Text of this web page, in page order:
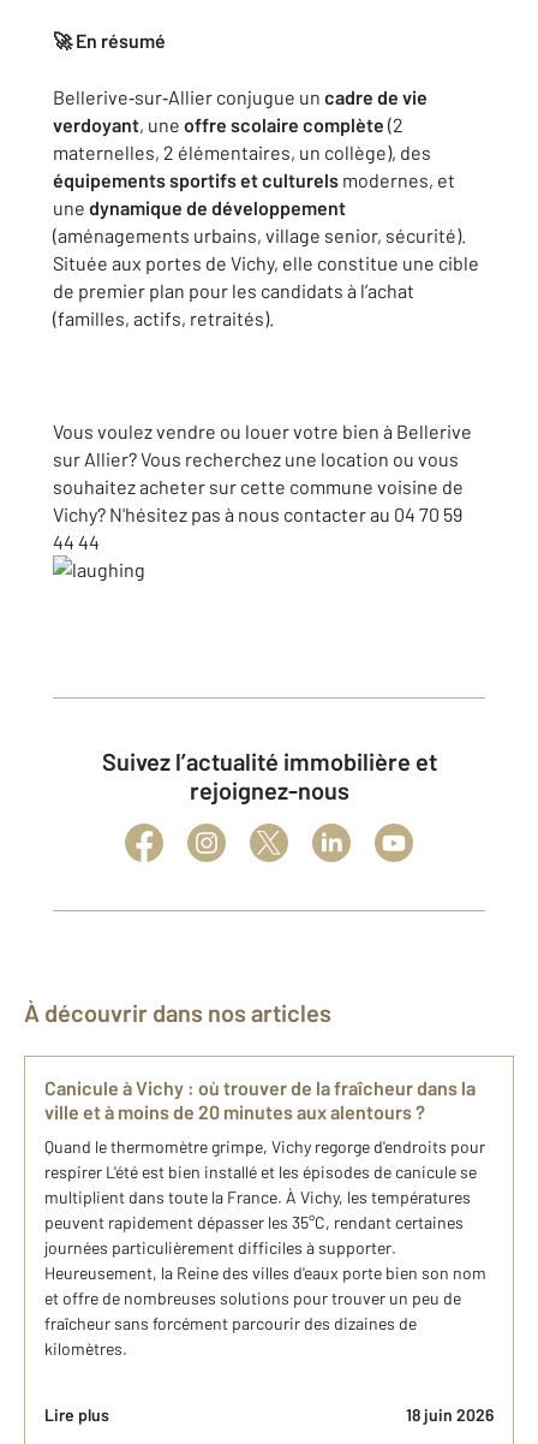
🚀 En résumé
Bellerive‑sur‑Allier conjugue un cadre de vie
verdoyant, une offre scolaire complète (2
maternelles, 2 élémentaires, un collège), des
équipements sportifs et culturels modernes, et
une dynamique de développement
(aménagements urbains, village senior, sécurité).
Située aux portes de Vichy, elle constitue une cible
de premier plan pour les candidats à l’achat
(familles, actifs, retraités).
Vous voulez vendre ou louer votre bien à Bellerive
sur Allier? Vous recherchez une location ou vous
souhaitez acheter sur cette commune voisine de
Vichy? N'hésitez pas à nous contacter au 04 70 59
44 44
Suivez l’actualité immobilière et
rejoignez-nous
À découvrir dans nos articles
Canicule à Vichy : où trouver de la fraîcheur dans la
ville et à moins de 20 minutes aux alentours ?
Quand le thermomètre grimpe, Vichy regorge d'endroits pour
respirer L'été est bien installé et les épisodes de canicule se
multiplient dans toute la France. À Vichy, les températures
peuvent rapidement dépasser les 35°C, rendant certaines
journées particulièrement difficiles à supporter.
Heureusement, la Reine des villes d'eaux porte bien son nom
et offre de nombreuses solutions pour trouver un peu de
fraîcheur sans forcément parcourir des dizaines de
kilomètres.
Lire plus 18 juin 2026